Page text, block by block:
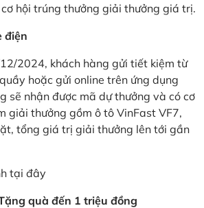
hội trúng thưởng giải thưởng giá trị.
điện
2024, khách hàng gửi tiết kiệm từ
hoặc gửi online trên ứng dụng
sẽ nhận được mã dự thưởng và có cơ
giải thưởng gồm ô tô VinFast VF7,
tổng giá trị giải thưởng lên tới gần
tại đây
quà đến 1 triệu đồng